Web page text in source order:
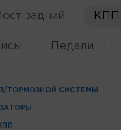
задний КПП
Педали
ТОРМОЗНОЙ СИСТЕМЫ